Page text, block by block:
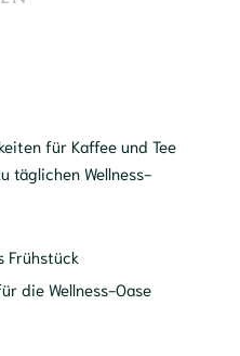
für Kaffee und Tee
täglichen Wellness-
Frühstück
die Wellness-Oase